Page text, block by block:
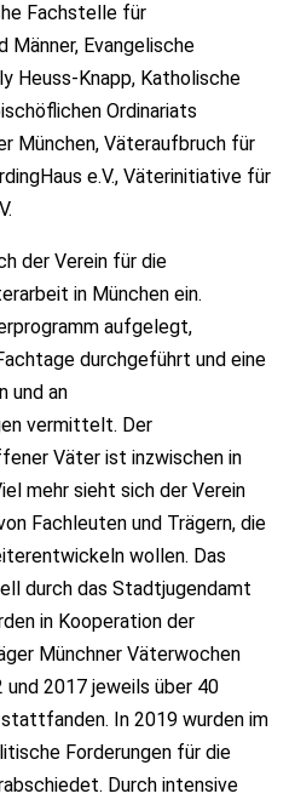
Fachstelle für
Männer, Evangelische
Heuss-Knapp, Katholische
Ordinariats
München, Väteraufbruch für
e.V., Väterinitiative für
der Verein für die
in München ein.
aufgelegt,
durchgeführt und eine
und an
vermittelt. Der
Väter ist inzwischen in
mehr sieht sich der Verein
Fachleuten und Trägern, die
wollen. Das
durch das Stadtjugendamt
in Kooperation der
Münchner Väterwochen
und 2017 jeweils über 40
In 2019 wurden im
Forderungen für die
Durch intensive